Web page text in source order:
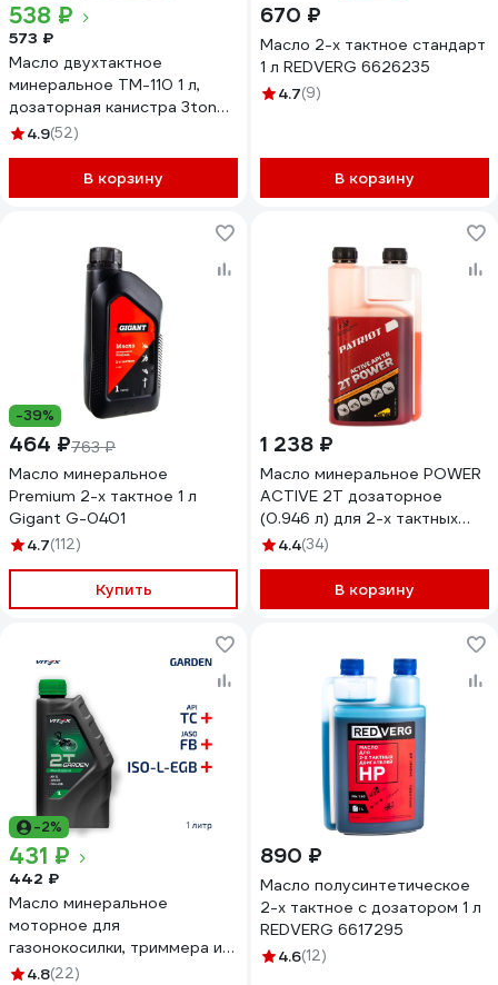
538 ₽
573 ₽
Масло двухтактное
минеральное ТМ-110 1 л,
дозаторная канистра 3ton
55267
4.9(52)
В корзину
670 ₽
Масло 2-х тактное стандарт
1 л REDVERG 6626235
4.7(9)
В корзину
-39%
464 ₽763 ₽
Масло минеральное
Premium 2-х тактное 1 л
Gigant G-0401
4.7(112)
Купить
1 238 ₽
Масло минеральное POWER
ACTIVE 2T дозаторное
(0.946 л) для 2-х тактных
двигателей PATRIOT
4.4(34)
В корзину
-2%
431 ₽
442 ₽
Масло минеральное
моторное для
газонокосилки, триммера и
садовой техники 1 л. Garden
4.8(22)
890 ₽
Масло полусинтетическое
2-х тактное с дозатором 1 л
REDVERG 6617295
4.6(12)